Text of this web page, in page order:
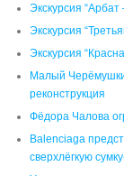
Экскурсия
Экскурсия
Экскурсия
Малый
реконструкция
Фёдора Чалова
Balenciaga
сверхлёгкую